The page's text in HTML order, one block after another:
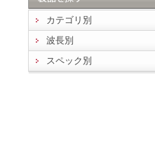
カテゴリ別
波長別
スペック別